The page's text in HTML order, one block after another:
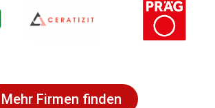
Mehr Firmen finden